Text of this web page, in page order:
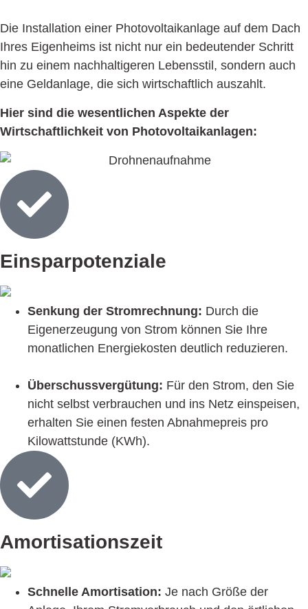
Die Installation einer Photovoltaikanlage auf dem Dach
Ihres Eigenheims ist nicht nur ein bedeutender Schritt
hin zu einem nachhaltigeren Lebensstil, sondern auch
eine Geldanlage, die sich wirtschaftlich auszahlt.
Hier sind die wesentlichen Aspekte der
Wirtschaftlichkeit von Photovoltaikanlagen:
Einspar­potenziale
Senkung der Stromrechnung: Durch die
Eigenerzeugung von Strom können Sie Ihre
monatlichen Energiekosten deutlich reduzieren.
Überschussvergütung: Für den Strom, den Sie
nicht selbst verbrauchen und ins Netz einspeisen,
erhalten Sie einen festen Abnahmepreis pro
Kilowattstunde (KWh).
Amorti­sationszeit
Schnelle Amortisation: Je nach Größe der